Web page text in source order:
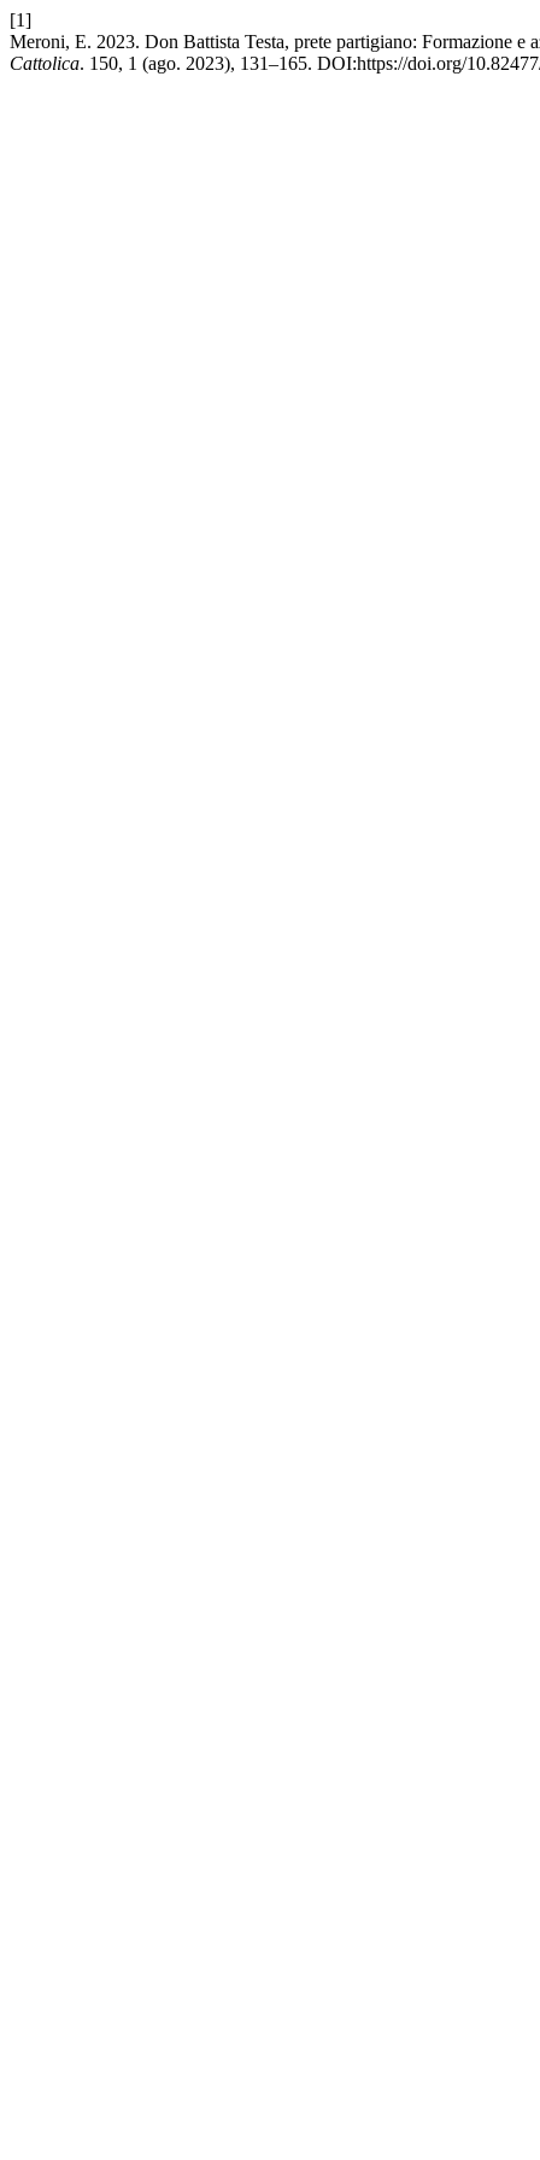
[1]
Meroni, E. 2023. Don Battista Testa, prete partigiano: Formazione
Cattolica. 150, 1 (ago. 2023), 131–165. DOI:https://doi.org/